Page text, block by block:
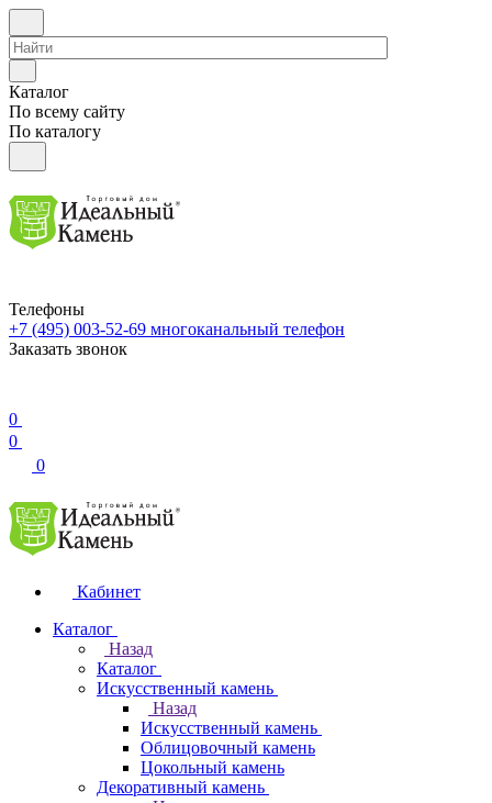
Каталог
По всему сайту
По каталогу
Телефоны
+7 (495) 003-52-69 многоканальный телефон
Заказать звонок
0
0
0
Кабинет
Каталог
Назад
Каталог
Искусственный камень
Назад
Искусственный камень
Облицовочный камень
Цокольный камень
Декоративный камень